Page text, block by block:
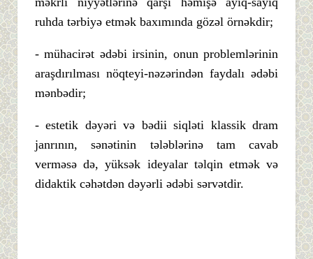
ruhda tərbiyə etmək baxımında gözəl örnəkdir;
- mühacirət ədəbi irsinin, onun problemlərinin
araşdırılması nöqteyi-nəzərindən faydalı ədəbi
mənbədir;
- estetik dəyəri və bədii siqləti klassik dram
janrının, sənətinin tələblərinə tam cavab
verməsə də, yüksək ideyalar təlqin etmək və
didaktik cəhətdən dəyərli ədəbi sərvətdir.